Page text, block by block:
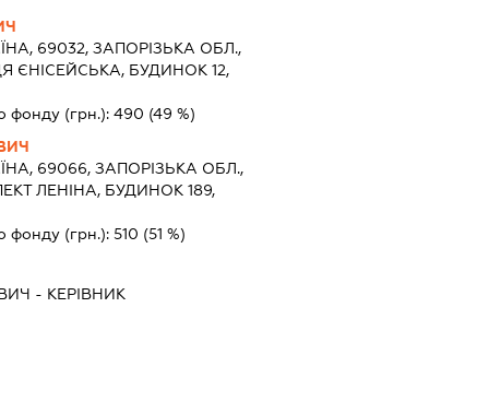
69032, ЗАПОРІЗЬКА ОБЛ.,
ЄНІСЕЙСЬКА, БУДИНОК 12,
фонду (грн.): 490 (49 %)
69066, ЗАПОРІЗЬКА ОБЛ.,
ЛЕНІНА, БУДИНОК 189,
фонду (грн.): 510 (51 %)
- КЕРІВНИК